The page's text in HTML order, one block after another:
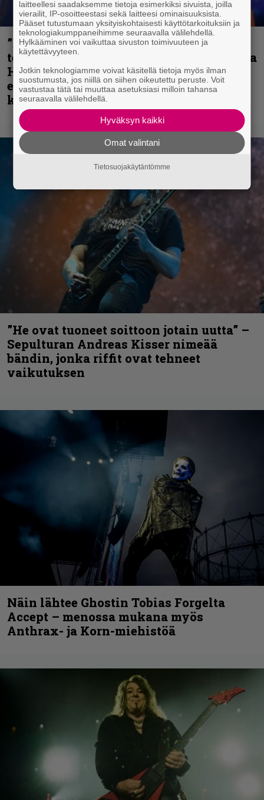
”Metallica on tiukempi kuin koskaan ja
te haluatte jonkun nulikan yrittävän olla
Hetfield?” – Pepper Keenan muisteli
ensimmäistä koesoittoaan hevijätin
kanssa
”He ovat tuoneet soittoon jotain uutta” –
Sepulturan Andreas Kisser nimeää
bändin, jonka riffit ovat tehneet
vaikutuksen
Näin lähtee Ghostin Tobias Forgelta
Accept – menossa mukana myös
Anthrax- ja Korn-miehistöä
laitteellesi saadaksemme tietoja esimerkiksi sivuista, joilla
vierailit, IP-osoitteestasi sekä laitteesi ominaisuuksista.
Pääset tutustumaan yksityiskohtaisesti käyttötarkoituksiin ja
teknologiakumppaneihimme seuraavalla välilehdellä.
Hylkääminen voi vaikuttaa sivuston toimivuuteen ja
käytettävyyteen.
Jotkin teknologiamme voivat käsitellä tietoja myös ilman
suostumusta, jos niillä on siihen oikeutettu peruste. Voit
vastustaa tätä tai muuttaa asetuksiasi milloin tahansa
seuraavalla välilehdellä.
Hyväksyn kaikki
Omat valintani
Tietosuojakäytäntömme